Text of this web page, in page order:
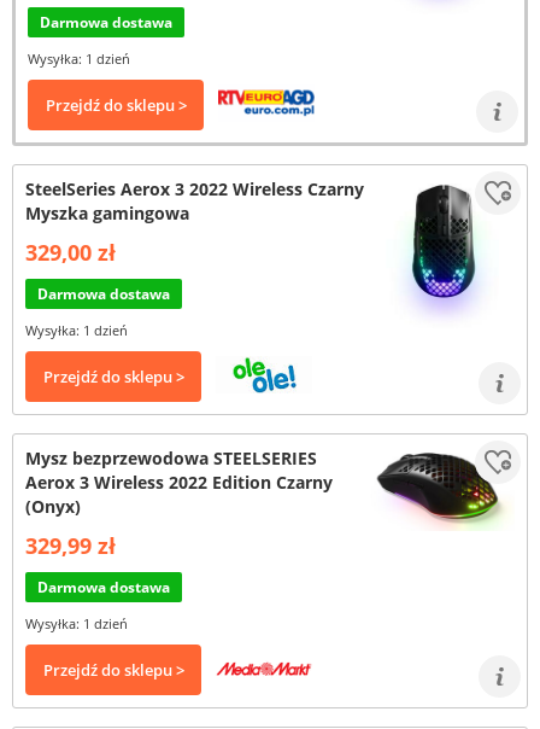
Darmowa dostawa
Wysyłka: 1 dzień
Przejdź do sklepu >
SteelSeries Aerox 3 2022 Wireless Czarny
Myszka gamingowa
329,00 zł
Darmowa dostawa
Wysyłka: 1 dzień
Przejdź do sklepu >
Mysz bezprzewodowa STEELSERIES
Aerox 3 Wireless 2022 Edition Czarny
(Onyx)
329,99 zł
Darmowa dostawa
Wysyłka: 1 dzień
Przejdź do sklepu >